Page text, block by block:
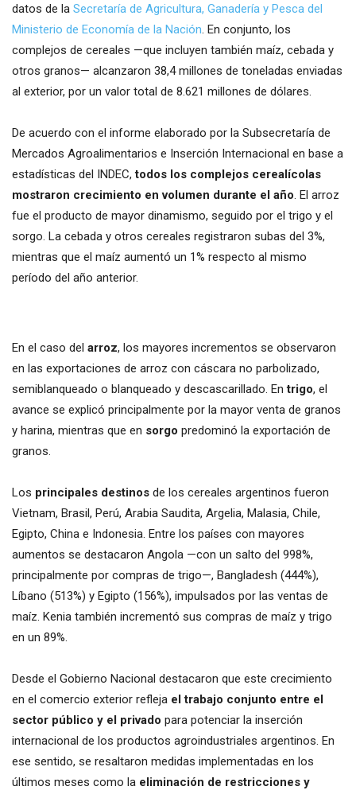
datos de la Secretaría de Agricultura, Ganadería y Pesca del
Ministerio de Economía de la Nación. En conjunto, los
complejos de cereales —que incluyen también maíz, cebada y
otros granos— alcanzaron 38,4 millones de toneladas enviadas
al exterior, por un valor total de 8.621 millones de dólares.
De acuerdo con el informe elaborado por la Subsecretaría de
Mercados Agroalimentarios e Inserción Internacional en base a
estadísticas del INDEC,todos los complejos cerealícolas
mostraron crecimiento en volumen durante el año. El arroz
fue el producto de mayor dinamismo, seguido por el trigo y el
sorgo. La cebada y otros cereales registraron subas del 3%,
mientras que el maíz aumentó un 1% respecto al mismo
período del año anterior.
En el caso del arroz, los mayores incrementos se observaron
en las exportaciones de arroz con cáscara no parbolizado,
semiblanqueado o blanqueado y descascarillado. Entrigo, el
avance se explicó principalmente por la mayor venta de granos
y harina, mientras que en sorgo predominó la exportación de
granos.
Los principales destinos de los cereales argentinos fueron
Vietnam, Brasil, Perú, Arabia Saudita, Argelia, Malasia, Chile,
Egipto, China e Indonesia. Entre los países con mayores
aumentos se destacaron Angola —con un salto del 998%,
principalmente por compras de trigo—, Bangladesh (444%),
Líbano (513%) y Egipto (156%), impulsados por las ventas de
maíz. Kenia también incrementó sus compras de maíz y trigo
en un 89%.
Desde el Gobierno Nacional destacaron que este crecimiento
en el comercio exterior refleja el trabajo conjunto entre el
sector público y el privado para potenciar la inserción
internacional de los productos agroindustriales argentinos. En
ese sentido, se resaltaron medidas implementadas en los
últimos meses como la eliminación de restricciones y